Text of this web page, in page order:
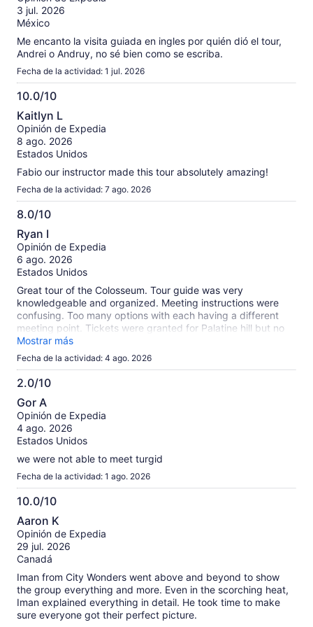
nuestras
opiniones
10
3 jul. 2026
México
Me encanto la visita guiada en ingles por quién dió el tour,
Andrei o Andruy, no sé bien como se escriba.
Fecha de la actividad: 1 jul. 2026
10.0/10
10.0
de
10
Kaitlyn L
Opinión de Expedia
8 ago. 2026
Estados Unidos
Fabio our instructor made this tour absolutely amazing!
Fecha de la actividad: 7 ago. 2026
8.0/10
8.0
de
10
Ryan I
Opinión de Expedia
6 ago. 2026
Estados Unidos
Great tour of the Colosseum. Tour guide was very
knowledgeable and organized. Meeting instructions were
confusing. Too many options with each having a different
meeting point. Tickets were granted for Palatine hill but no
tour was provided.
Mostrar más
Fecha de la actividad: 4 ago. 2026
2.0/10
2.0
de
10
Gor A
Opinión de Expedia
4 ago. 2026
Estados Unidos
we were not able to meet turgid
Fecha de la actividad: 1 ago. 2026
10.0/10
10.0
de
10
Aaron K
Opinión de Expedia
29 jul. 2026
Canadá
Iman from City Wonders went above and beyond to show
the group everything and more. Even in the scorching heat,
Iman explained everything in detail. He took time to make
sure everyone got their perfect picture.